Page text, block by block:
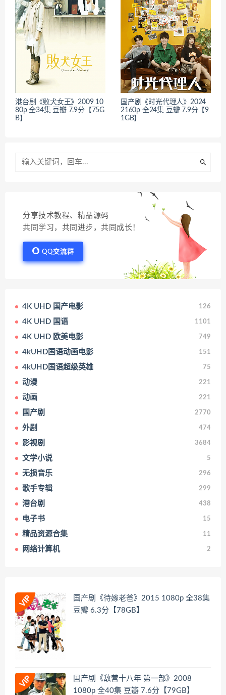
港台剧《败犬女王》2009 10
80p 全34集 豆瓣 7.9分【75G
B】
国产剧《时光代理人》2024
2160p 全24集 豆瓣 7.9分【9
1GB】
分享技术教程、精品源码
共同学习，共同进步，共同成长！
QQ交流群
4K UHD 国产电影 126
4K UHD 国语 1101
4K UHD 欧美电影 749
4kUHD国语动画电影 151
4kUHD国语超级英雄 75
动漫 221
动画 221
国产剧 2770
外剧 474
影视剧 3684
文学小说 5
无损音乐 296
歌手专辑 299
港台剧 438
电子书 15
精品资源合集 11
网络计算机 2
国产剧《待嫁老爸》2015 1080p 全38集
豆瓣 6.3分【78GB】
国产剧《敌营十八年 第一部》2008
1080p 全40集 豆瓣 7.6分【79GB】